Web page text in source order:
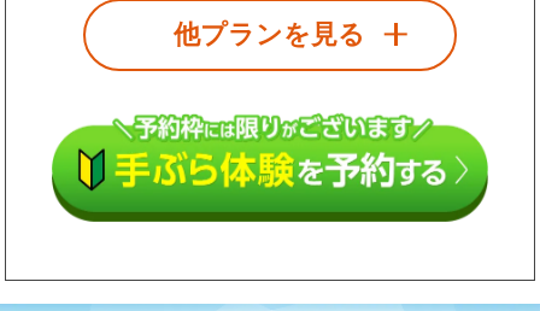
他プランを見る